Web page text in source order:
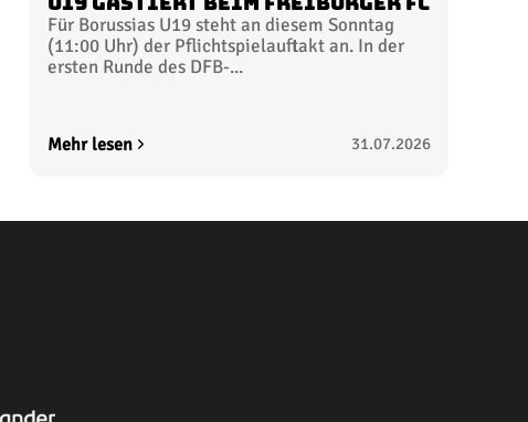
Für Borussias U19 steht an diesem Sonntag
(11:00 Uhr) der Pflichtspielauftakt an. In der
ersten Runde des DFB-...
Mehr lesen 31.07.2026